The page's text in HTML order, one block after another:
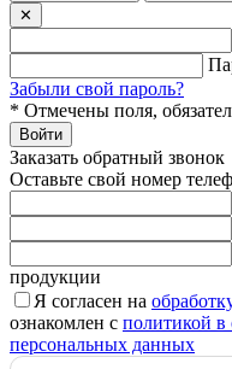
✕
Забыли свой пароль?
* Отмечены поля,
Войти
Заказать обратный звонок
Оставьте свой номер
продукции
Я согласен на
ознакомлен с политикой в
персональных данных